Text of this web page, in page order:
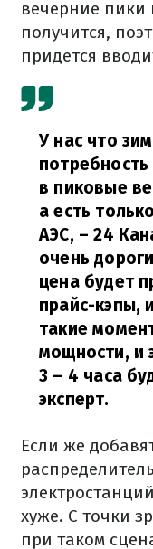
вечерние пики
получится,
придется
У нас что
в пиковые
а есть
АЭС, – 24
очень
цена будет
прайс-кэпы,
такие
мощности, и
3 – 4 часа
эксперт.
Если же
хуже. С точки
при таком